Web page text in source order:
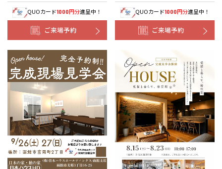
QUOカード1000円分進呈中！
ご来場予約
QUOカード1000円分進呈中！
ご来場予約